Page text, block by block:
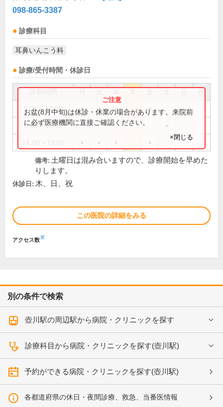
098-865-3387
診療科目
耳鼻いんこう科
診療/受付時間・休診日
祝
9:00～12:00 ● ● ● ●
9:00～17:00
お盆(8月中旬)は休診・休業の場合があります。来院前
に必ず医療機関に直接ご確認ください。
×閉じる
備考: 土曜日は混み合いますので、診療開始を早めた
りします。
休診日: 木、日、祝
この医院の詳細をみる
アクセス数※
別の条件で検索
壺川駅の周辺駅から病院・クリニックを探す
診療科目から病院・クリニックを探す(壺川駅)
予約ができる病院・クリニックを探す(壺川駅)
各都道府県の休日・夜間診療、救急、当番医情報